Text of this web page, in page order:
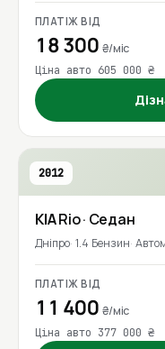
ПЛАТІЖ ВІД
18 300 ₴/міс
Ціна авто 605 000 ₴
2012
KIARio· Седан
Дніпро 1.4 Бензин
ПЛАТІЖ ВІД
11 400 ₴/міс
Ціна авто 377 000 ₴